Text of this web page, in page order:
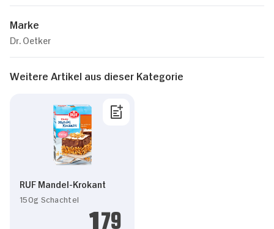
Marke
Dr. Oetker
Weitere Artikel aus dieser Kategorie
RUF Mandel-Krokant
150g Schachtel
1.79